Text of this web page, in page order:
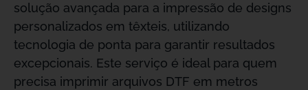
solução avançada para a impressão de designs
personalizados em têxteis, utilizando
tecnologia de ponta para garantir resultados
excepcionais. Este serviço é ideal para quem
precisa imprimir arquivos DTF em metros